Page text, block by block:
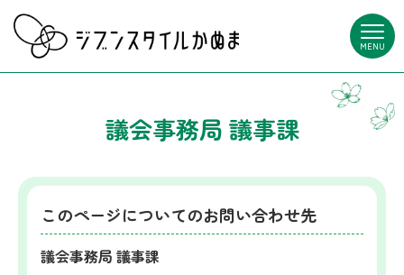
MENU
議会事務局 議事課
このページについてのお問い合わせ先
議会事務局 議事課